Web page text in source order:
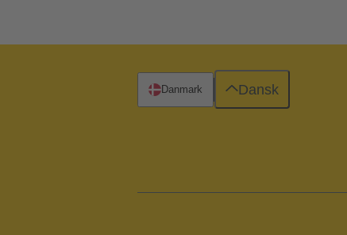
Danmark Dansk